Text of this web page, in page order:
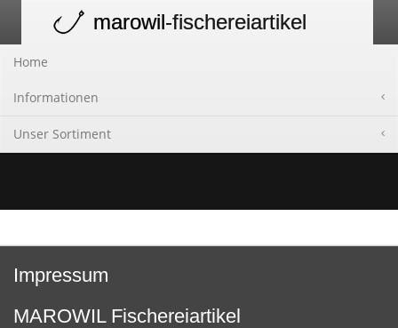
navigation
marowil-fischereiartikel
Home
Informationen
Unser Sortiment
Impressum
MAROWIL Fischereiartikel